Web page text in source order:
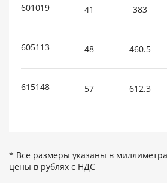
601019 41 383
605113 48 460.5
615148 57 612.3
* Все размеры указаны в
цены в рублях с НДС